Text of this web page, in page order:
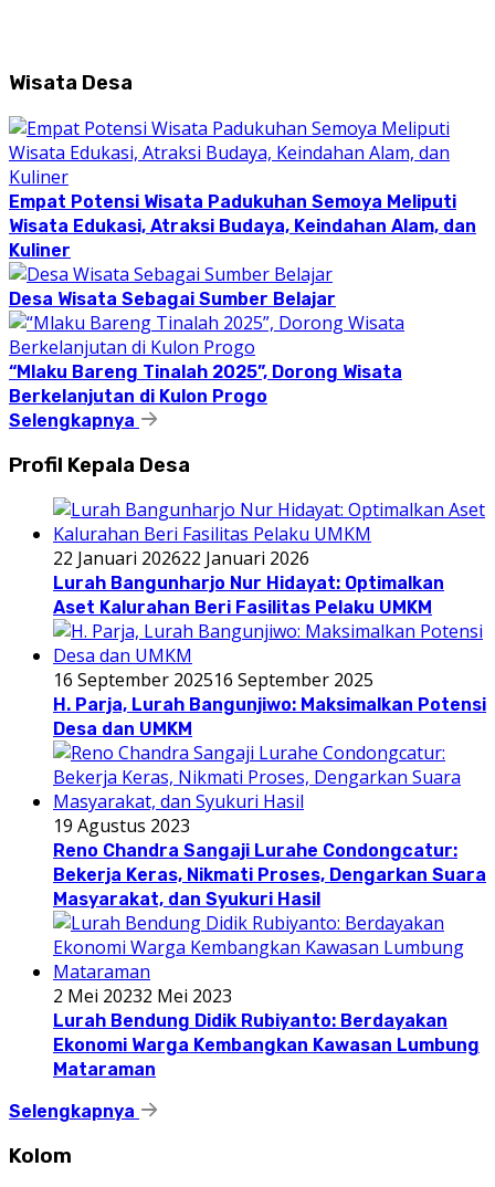
Wisata Desa
Empat Potensi Wisata Padukuhan Semoya Meliputi
Wisata Edukasi, Atraksi Budaya, Keindahan Alam, dan
Kuliner
Desa Wisata Sebagai Sumber Belajar
“Mlaku Bareng Tinalah 2025”, Dorong Wisata
Berkelanjutan di Kulon Progo
Selengkapnya
Profil Kepala Desa
22 Januari 202622 Januari 2026
Lurah Bangunharjo Nur Hidayat: Optimalkan
Aset Kalurahan Beri Fasilitas Pelaku UMKM
16 September 202516 September 2025
H. Parja, Lurah Bangunjiwo: Maksimalkan Potensi
Desa dan UMKM
19 Agustus 2023
Reno Chandra Sangaji Lurahe Condongcatur:
Bekerja Keras, Nikmati Proses, Dengarkan Suara
Masyarakat, dan Syukuri Hasil
2 Mei 20232 Mei 2023
Lurah Bendung Didik Rubiyanto: Berdayakan
Ekonomi Warga Kembangkan Kawasan Lumbung
Mataraman
Selengkapnya
Kolom